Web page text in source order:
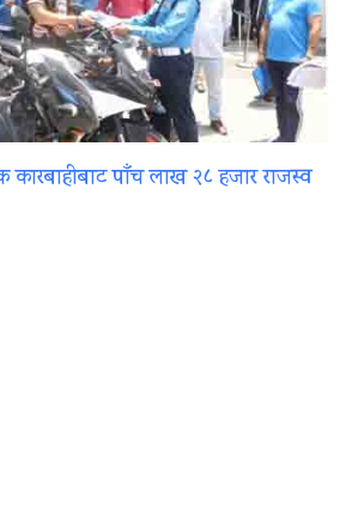
कारबाहीबाट पाँच लाख २८ हजार राजस्व